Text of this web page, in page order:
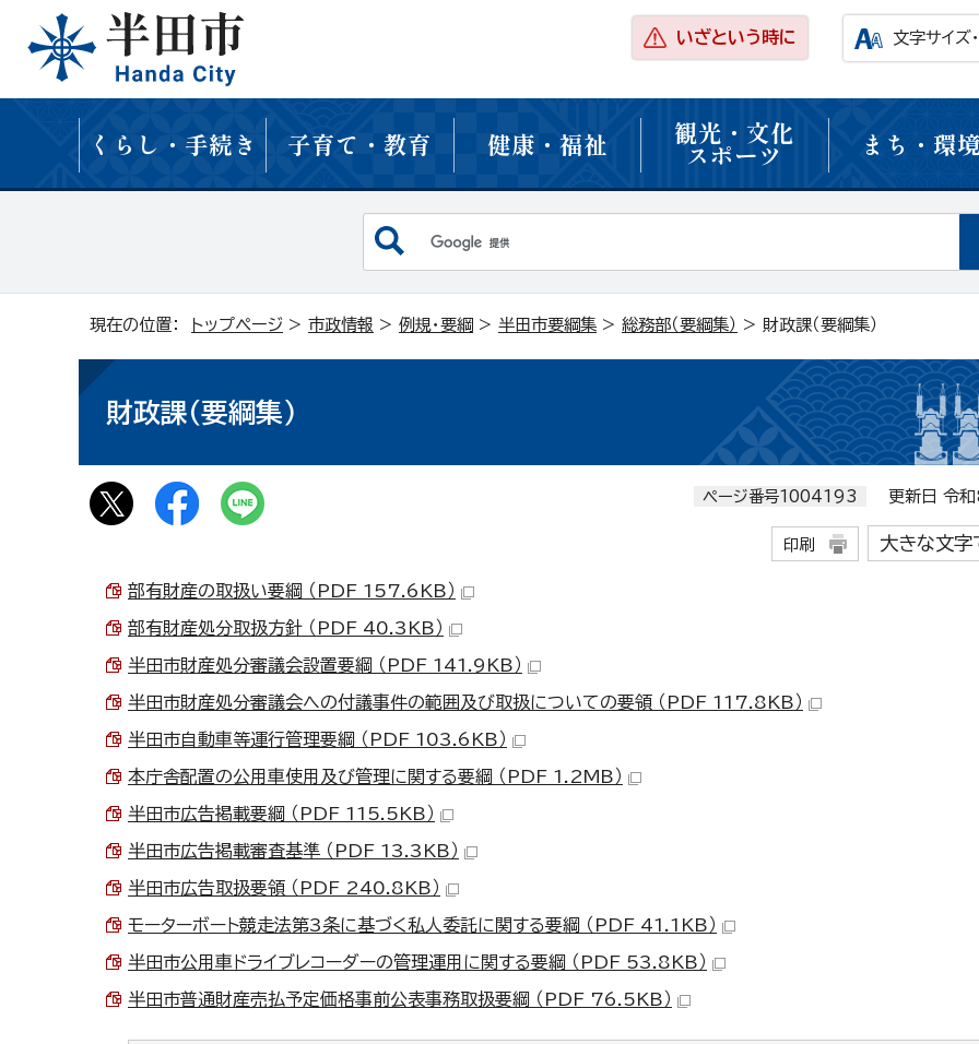
いざという時に 文字サイズ
くらし・手続き 子育て・教育 健康・福祉 観光・文化
スポーツ まち・環
現在の位置： トップページ > 市政情報 > 例規・要綱 > 半田市要綱集 > 総務部（要綱集） > 財政課（要綱集）
財政課（要綱集）
ページ番号1004193 更新日 令和
印刷 大きな文字
部有財産の取扱い要綱 （PDF 157.6KB）
部有財産処分取扱方針 （PDF 40.3KB）
半田市財産処分審議会設置要綱 （PDF 141.9KB）
半田市財産処分審議会への付議事件の範囲及び取扱についての要領 （PDF 117.8KB）
半田市自動車等運行管理要綱 （PDF 103.6KB）
本庁舎配置の公用車使用及び管理に関する要綱 （PDF 1.2MB）
半田市広告掲載要綱 （PDF 115.5KB）
半田市広告掲載審査基準 （PDF 13.3KB）
半田市広告取扱要領 （PDF 240.8KB）
モーターボート競走法第3条に基づく私人委託に関する要綱 （PDF 41.1KB）
半田市公用車ドライブレコーダーの管理運用に関する要綱 （PDF 53.8KB）
半田市普通財産売払予定価格事前公表事務取扱要綱 （PDF 76.5KB）